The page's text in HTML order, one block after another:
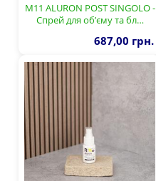
М11 ALURON POST SINGOLO -
Спрей для об’єму та бл…
687,00 грн.